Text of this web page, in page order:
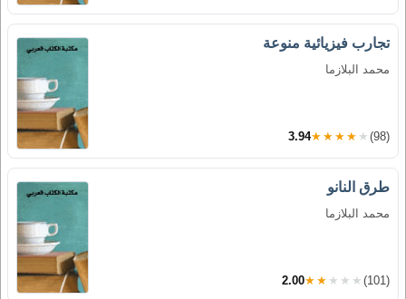
تجارب فيزيائية منوعة
محمد البلازما
3.94★★★★★ (98)
طرق النانو
محمد البلازما
2.00★★★★★ (101)